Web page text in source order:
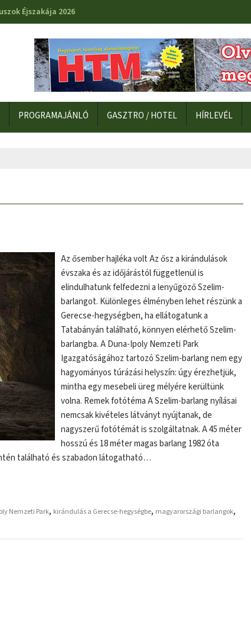
Éjszakája 2026
PROGRAMAJÁNLÓ GASZTRO / HOTEL HÍRLEVÉL
Az ősember hajléka volt Az ősz a kirándulások
évszaka és az időjárástól függetlenül is
elindulhatunk felfedezni a lenyűgöző Szelim-
barlangot. Különleges élményben lehet részünk a
Gerecse-hegységben, ha ellátogatunk a
Tatabányán található, könnyen elérhető Szelim-
barlangba. A Duna-Ipoly Nemzeti Park
Igazgatóságához tartozó Szelim-barlang nem egy
hagyományos túrázási helyszín: úgy érezhetjük,
mintha egy mesebeli üreg mélyére kerültünk
volna. Remek fotótéma A Szelim-barlang nyílásai
nemcsak kivételes látványt nyújtanak, de
nagyszerű fotótémát is szolgáltatnak. A 45 méter
hosszú és 18 méter magas barlang 1982 óta
található és szabadon látogatható…
Nemzeti Park, kirándulás a Gerecse-hegységbe, magyarországi barlangok,